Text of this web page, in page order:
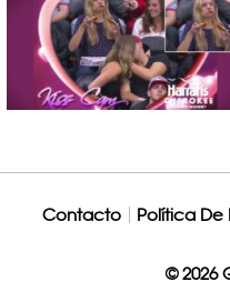
Contacto Política De
© 2026